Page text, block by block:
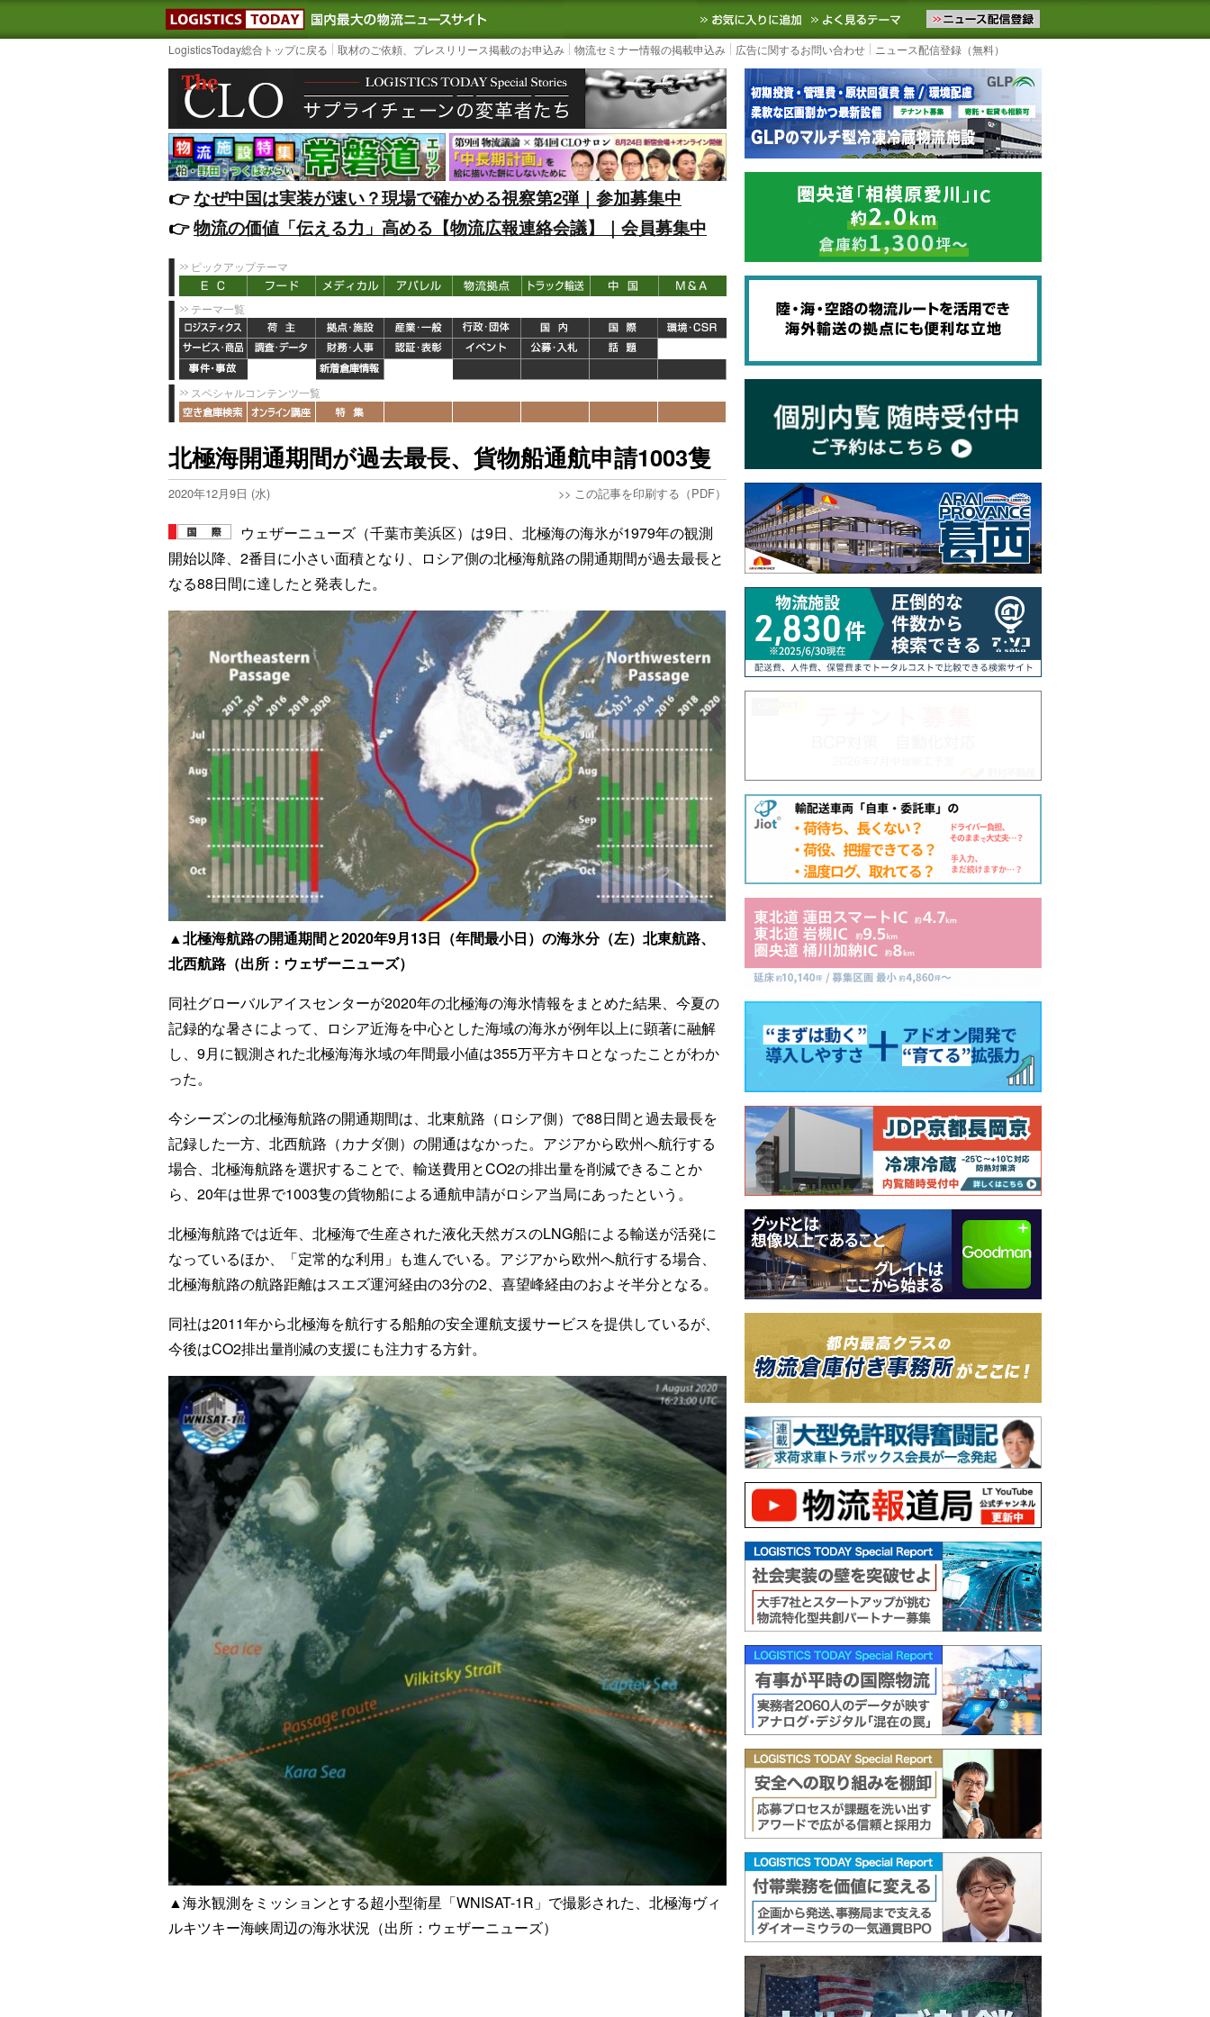
LOGISTICS TODAY｜国内最大の物流ニュースサイト3PL, SCMなど国内外の最新の物流ニュースをお届けします。物流ニュースメール配信を登録す
お気に入りに追加 よく見るテーマ
LogisticsToday総合トップに戻る 取材のご依頼、プレスリリース掲載のお申込み 物流セミナー情報の掲載申込み 広告に関するお問い合わせ ニュース配信登録（無料）
👉️なぜ中国は実装が速い？現場で確かめる視察第2弾｜参加募集中
👉️物流の価値「伝える力」高める【物流広報連絡会議】｜会員募集中
ピックアップテーマ
テーマ一覧
スペシャルコンテンツ一覧
北極海開通期間が過去最長、貨物船通航申請1003隻
2020年12月9日 (水) >> この記事を印刷する（PDF）
ウェザーニューズ（千葉市美浜区）は9日、北極海の海氷が1979年の観測
開始以降、2番目に小さい面積となり、ロシア側の北極海航路の開通期間が過去最長と
なる88日間に達したと発表した。
▲北極海航路の開通期間と2020年9月13日（年間最小日）の海氷分（左）北東航路、
北西航路（出所：ウェザーニューズ）
同社グローバルアイスセンターが2020年の北極海の海氷情報をまとめた結果、今夏の
記録的な暑さによって、ロシア近海を中心とした海域の海氷が例年以上に顕著に融解
し、9月に観測された北極海海氷域の年間最小値は355万平方キロとなったことがわか
った。
今シーズンの北極海航路の開通期間は、北東航路（ロシア側）で88日間と過去最長を
記録した一方、北西航路（カナダ側）の開通はなかった。アジアから欧州へ航行する
場合、北極海航路を選択することで、輸送費用とCO2の排出量を削減できることか
ら、20年は世界で1003隻の貨物船による通航申請がロシア当局にあったという。
北極海航路では近年、北極海で生産された液化天然ガスのLNG船による輸送が活発に
なっているほか、「定常的な利用」も進んでいる。アジアから欧州へ航行する場合、
北極海航路の航路距離はスエズ運河経由の3分の2、喜望峰経由のおよそ半分となる。
同社は2011年から北極海を航行する船舶の安全運航支援サービスを提供しているが、
今後はCO2排出量削減の支援にも注力する方針。
▲海氷観測をミッションとする超小型衛星「WNISAT-1R」で撮影された、北極海ヴィ
ルキツキー海峡周辺の海氷状況（出所：ウェザーニューズ）